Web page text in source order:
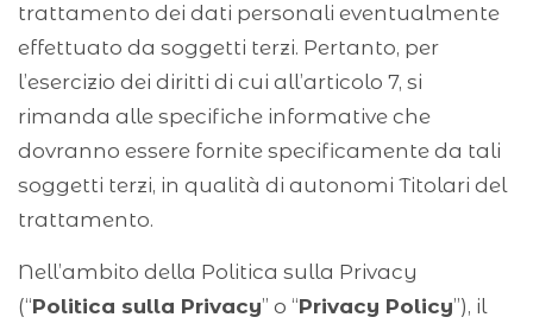
trattamento dei dati personali eventualmente
effettuato da soggetti terzi. Pertanto, per
l’esercizio dei diritti di cui all’articolo 7, si
rimanda alle specifiche informative che
dovranno essere fornite specificamente da tali
soggetti terzi, in qualità di autonomi Titolari del
trattamento.
Nell’ambito della Politica sulla Privacy
(“Politica sulla Privacy” o “Privacy Policy”), il